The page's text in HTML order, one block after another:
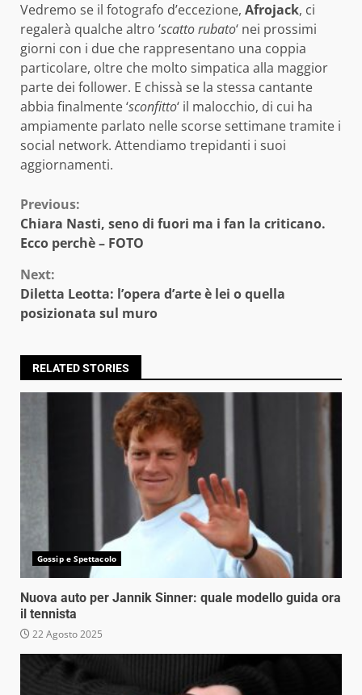
Vedremo se il fotografo d’eccezione, Afrojack, ci
regalerà qualche altro ‘scatto rubato‘ nei prossimi
giorni con i due che rappresentano una coppia
particolare, oltre che molto simpatica alla maggior
parte dei follower. E chissà se la stessa cantante
abbia finalmente ‘sconfitto‘ il malocchio, di cui ha
ampiamente parlato nelle scorse settimane tramite i
social network. Attendiamo trepidanti i suoi
aggiornamenti.
Continue
Reading
Previous:
Chiara Nasti, seno di fuori ma i fan la criticano.
Ecco perchè – FOTO
Next:
Diletta Leotta: l’opera d’arte è lei o quella
posizionata sul muro
RELATED STORIES
Gossip e Spettacolo
Nuova auto per Jannik Sinner: quale modello guida ora
il tennista
22 Agosto 2025